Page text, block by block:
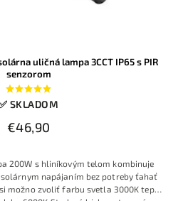
uličná lampa 3CCT IP65 s PIR
senzorom
SKLADOM
€46,90
200W s hliníkovým telom kombinuje
napájaním bez potreby ťahať
možno zvoliť farbu svetla 3000K teplá